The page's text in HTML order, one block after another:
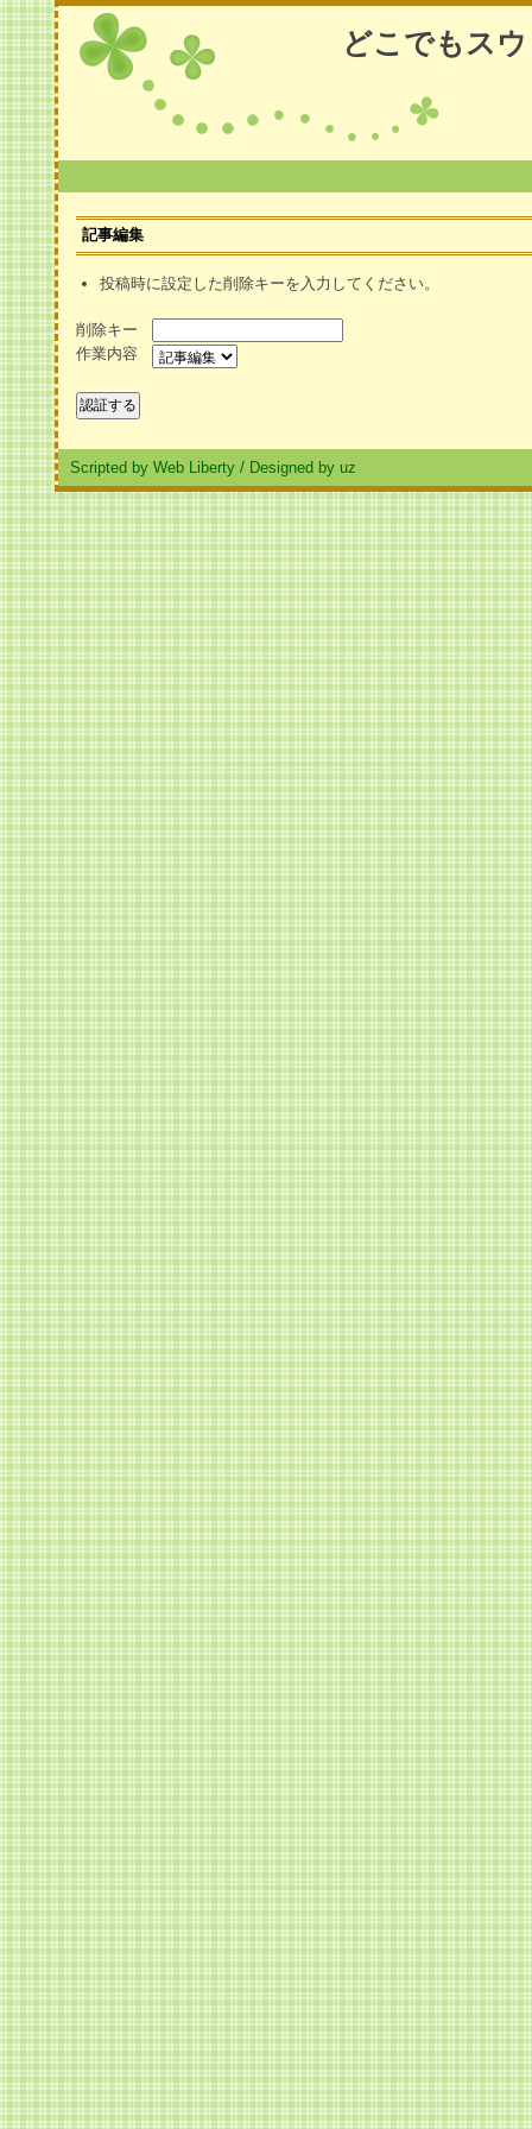
どこでもス
記事編集
投稿時に設定した削除キーを入力してください。
削除キー
作業内容
Scripted by Web Liberty / Designed by uz